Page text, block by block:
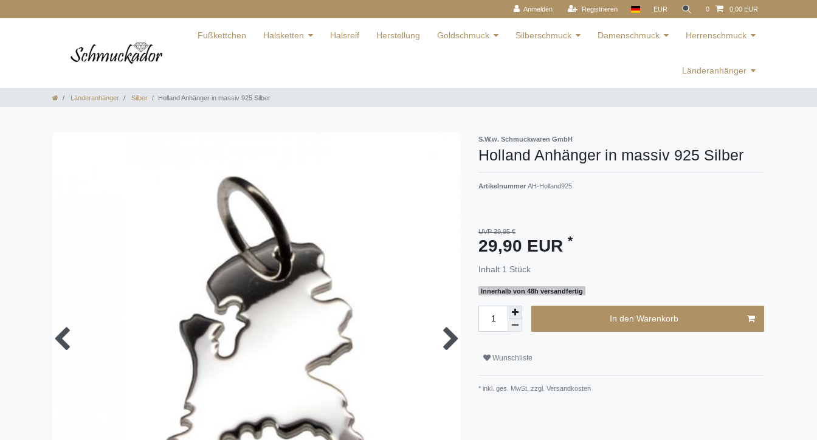
Anmelden Registrieren EUR 0 0,00 EUR
Fußkettchen Halsketten Halsreif Herstellung Goldschmuck Silberschmuck Damenschmuck Herrenschmuck
Länderanhänger
Länderanhänger Silber Holland Anhänger in massiv 925 Silber
S.W.w. Schmuckwaren GmbH
Holland Anhänger in massiv 925 Silber
Artikelnummer AH-Holland925
UVP 39,95 €
29,90 EUR *
Inhalt 1 Stück
Innerhalb von 48h versandfertig
In den Warenkorb
Wunschliste
* inkl. ges. MwSt. zzgl. Versandkosten